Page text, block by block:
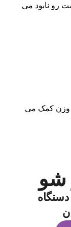
رو نابود می
وزن کمک می‌
شو